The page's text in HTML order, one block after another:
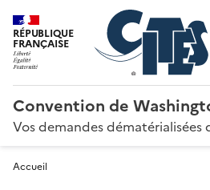
RÉPUBLIQUE
FRANÇAISE
Convention de
Vos demandes
Accueil